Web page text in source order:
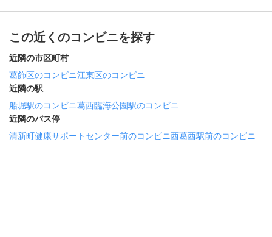
この近くのコンビニを探す
近隣の市区町村
葛飾区のコンビニ江東区のコンビニ
近隣の駅
船堀駅のコンビニ葛西臨海公園駅のコンビニ
近隣のバス停
清新町健康サポートセンター前のコンビニ西葛西駅前のコンビニ